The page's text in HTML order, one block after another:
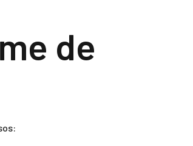
de